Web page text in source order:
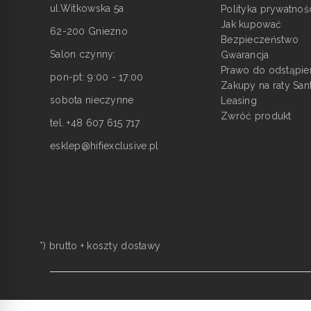
ul.Witkowska 5a
62-200 Gniezno
Salon czynny:
pon-pt: 9:00 - 17:00
sobota nieczynne
tel. +48 607 615 717
esklep@hifiexclusive.pl
Polityka
Jak kupować
Bezpieczeństwo
Gwarancja
Prawo do
Zakupy na raty
Leasing
Zwróć produkt
*) brutto + koszty dostawy